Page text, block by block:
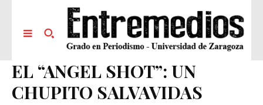
EL “ANGEL SHOT”: UN
CHUPITO SALVAVIDAS